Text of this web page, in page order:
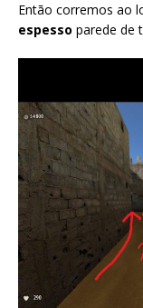
Então corremos ao
espesso parede de